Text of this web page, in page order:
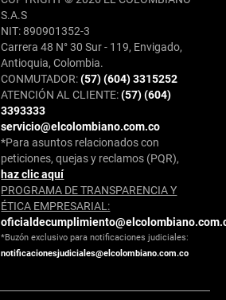
S.A.S
NIT: 890901352-3
Carrera 48 N° 30 Sur - 119, Envigado,
Antioquia, Colombia.
CONMUTADOR:(57) (604) 3315252
ATENCIÓN AL CLIENTE:(57) (604)
3393333
servicio@elcolombiano.com.co
*Para asuntos relacionados con
peticiones, quejas y reclamos (PQR),
haz clic aquí
PROGRAMA DE TRANSPARENCIA Y
ÉTICA EMPRESARIAL:
*Buzón exclusivo para notificaciones judiciales:
notificacionesjudiciales@elcolombiano.com.co